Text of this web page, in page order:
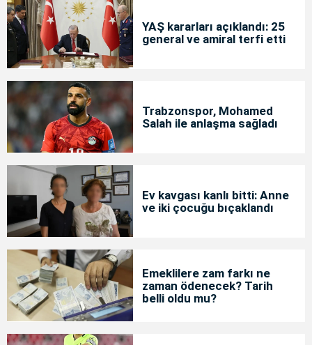
YAŞ kararları açıklandı: 25
general ve amiral terfi etti
Trabzonspor, Mohamed
Salah ile anlaşma sağladı
Ev kavgası kanlı bitti: Anne
ve iki çocuğu bıçaklandı
Emeklilere zam farkı ne
zaman ödenecek? Tarih
belli oldu mu?